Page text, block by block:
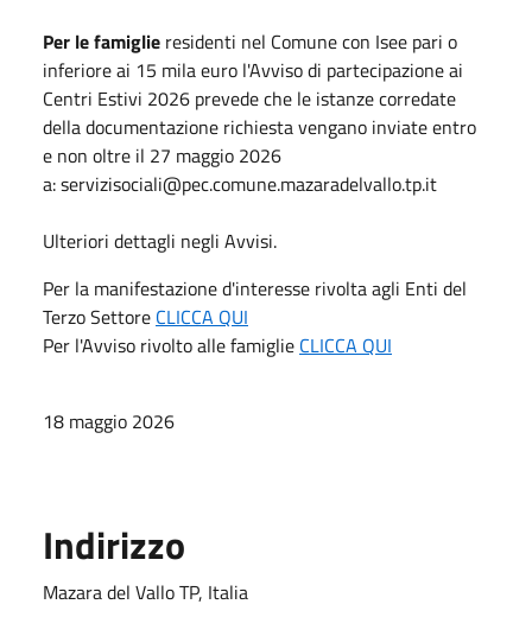
Per le famiglie residenti nel Comune con Isee pari o
inferiore ai 15 mila euro l'Avviso di partecipazione ai
Centri Estivi 2026 prevede che le istanze corredate
della documentazione richiesta vengano inviate entro
e non oltre il 27 maggio 2026
a:servizisociali@pec.comune.mazaradelvallo.tp.it
Ulteriori dettagli negli Avvisi.
Per la manifestazione d'interesse rivolta agli Enti del
Terzo Settore CLICCA QUI
Per l'Avviso rivolto alle famiglie CLICCA QUI
18 maggio 2026
Indirizzo
Mazara del Vallo TP, Italia